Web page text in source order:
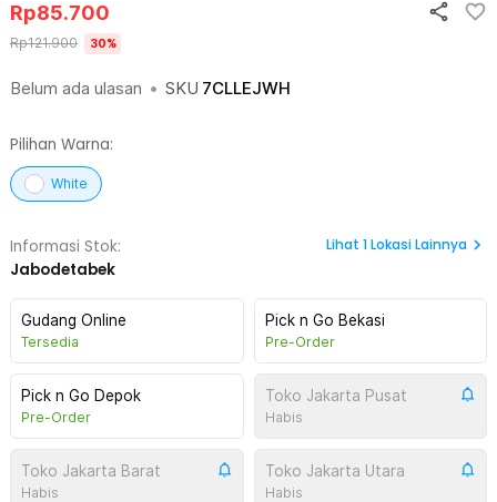
Belum ada ulasan • SKU 7CLLEJWH
Rp85.700
Rp121.900 30%
Pilihan Warna:
White
Informasi Stok:
Jabodetabek
Lihat 1Lokasi Lainnya
Gudang Online
Tersedia
Pick n Go Bekasi
Pre-Order
Pick n Go Depok
Pre-Order
Toko Jakarta Pusat
Habis
Toko Jakarta Barat
Habis
Toko Jakarta Utara
Habis